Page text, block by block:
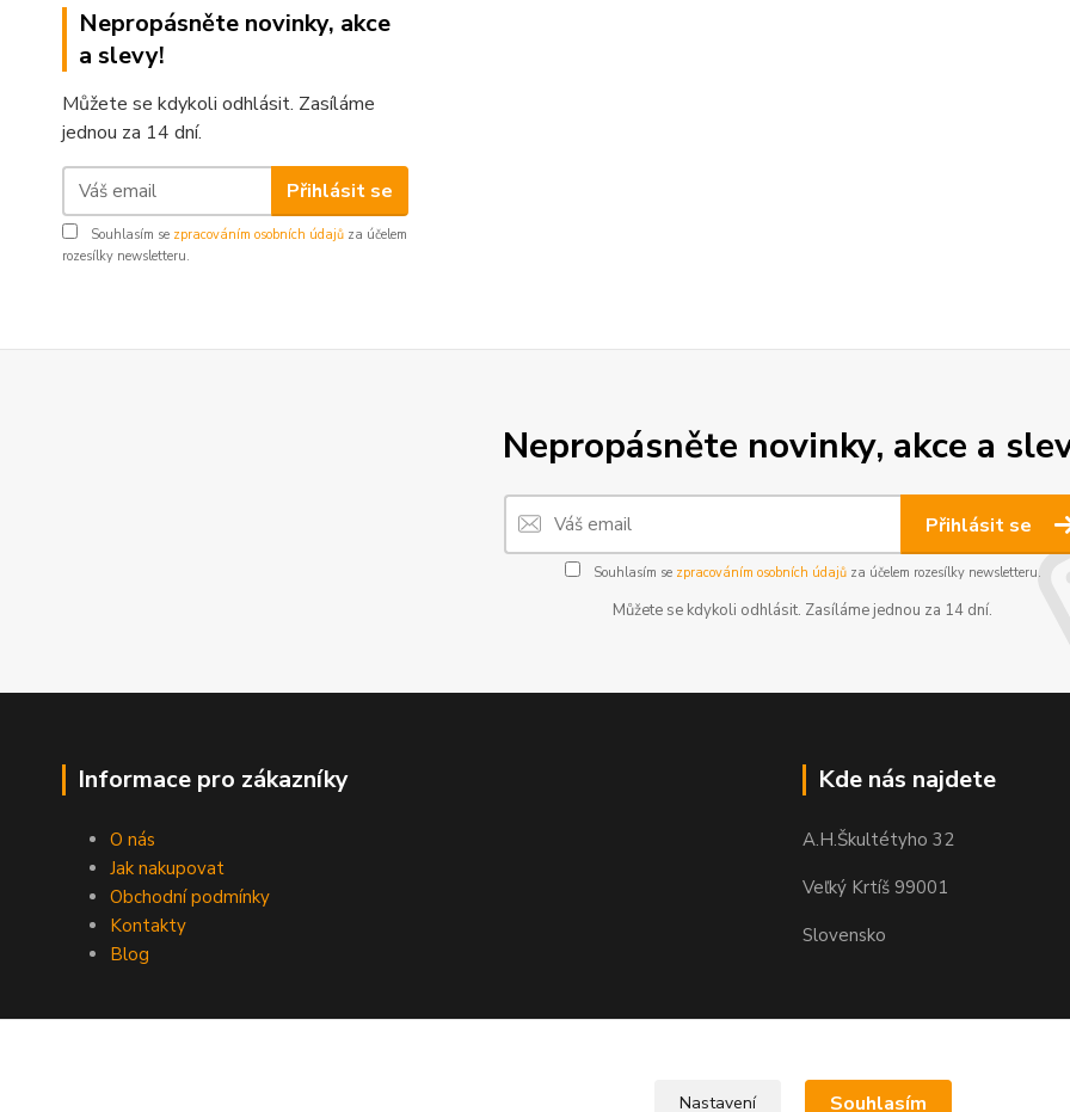
Nepropásněte novinky, akce
a slevy!
Můžete se kdykoli odhlásit. Zasíláme
jednou za 14 dní.
Přihlásit se
Souhlasím se zpracováním osobních údajů za účelem
rozesílky newsletteru.
Nepropásněte novinky, akce a
Přihlásit se
Souhlasím se zpracováním osobních údajůza účelem rozesílky newsletteru.
Můžete se kdykoli odhlásit. Zasíláme jednou za 14 dní.
Informace pro zákazníky
O nás
Jak nakupovat
Obchodní podmínky
Kontakty
Blog
Kde nás najdete
A.H.Škultétyho 32
Veľký Krtíš 99001
Slovensko
Nastavení Souhlasím